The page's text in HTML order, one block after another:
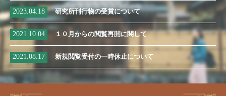
2023.04.18 研究所刊行物の受賞について
2021.10.04 １０月からの閲覧再開に関して
2021.08.17 新規閲覧受付の一時休止について